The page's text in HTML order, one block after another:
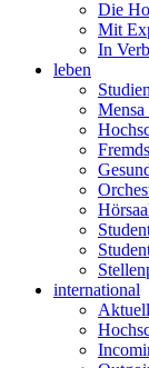
Die
Mit
In
leben
international